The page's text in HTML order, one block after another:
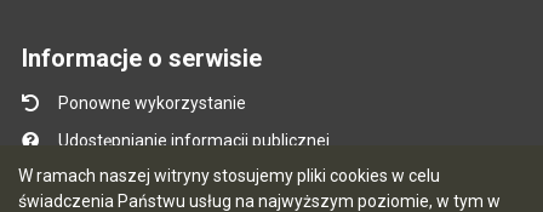
W ramach naszej witryny stosujemy pliki cookies w celu
świadczenia Państwu usług na najwyższym poziomie, w tym w
Informacje o serwisie
Ponowne wykorzystanie
Udostępnianie informacji publicznej
Mapa serwisu